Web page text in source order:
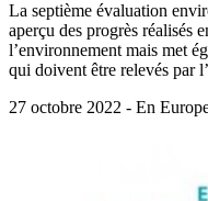
La septième évaluation
aperçu des progrès réalisés
l’environnement mais met
qui doivent être relevés par
27 octobre 2022 - En